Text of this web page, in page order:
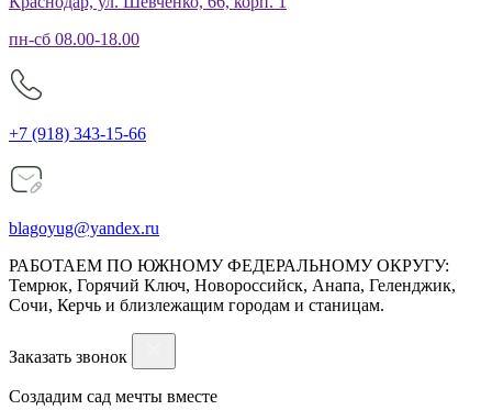
пн-сб 08.00-18.00
+7 (918) 343-15-66
blagoyug@yandex.ru
РАБОТАЕМ ПО ЮЖНОМУ ФЕДЕРАЛЬНОМУ ОКРУГУ:
Темрюк, Горячий Ключ, Новороссийск, Анапа, Геленджик,
Сочи, Керчь и близлежащим городам и станицам.
Заказать звонок
Создадим сад мечты вместе